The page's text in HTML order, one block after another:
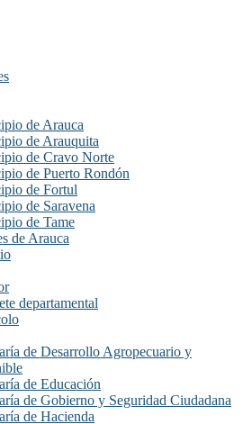
de Arauca
de Arauquita
de Cravo Norte
de Puerto Rondón
de Fortul
de Saravena
de Tame
de Arauca
departamental
de Desarrollo Agropecuario y
de Educación
de Gobierno y Seguridad Ciudadana
de Hacienda